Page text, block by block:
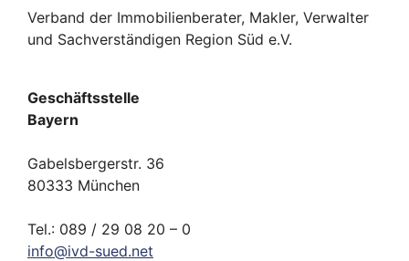
Verband der Immobilienberater, Makler, Verwalter
und Sachverständigen Region Süd e.V.
Geschäftsstelle
Bayern
Gabelsbergerstr. 36
80333 München
Tel.: 089 / 29 08 20 – 0
info@ivd-sued.net